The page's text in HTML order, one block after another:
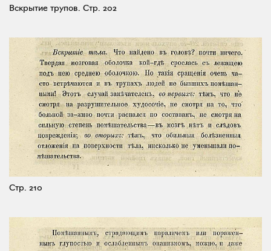
Вскрытие трупов. Стр. 202
Стр. 210